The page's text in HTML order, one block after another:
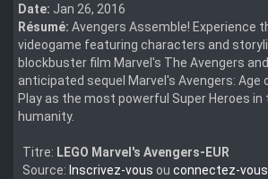
Date: Jan 26, 2016
Résumé: Avengers Assemble! Experience
videogame featuring characters and
blockbuster film Marvel's The Avengers
anticipated sequel Marvel's Avengers: Age
Play as the most powerful Super Heroes
humanity.
Titre: LEGO Marvel's Avengers-EUR
Source: Inscrivez-vous ou connectez-vous